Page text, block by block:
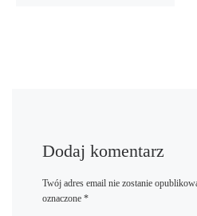
Dodaj komentarz
Twój adres email nie zostanie
oznaczone *